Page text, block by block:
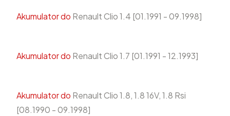
Akumulator do Renault Clio 1.4 [01.1991 - 09.1998]
Akumulator do Renault Clio 1.7 [01.1991 - 12.1993]
Akumulator do Renault Clio 1.8, 1.8 16V, 1.8 Rsi
[08.1990 - 09.1998]